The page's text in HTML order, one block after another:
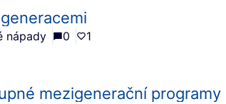
nápady 0 1
mezigenerační